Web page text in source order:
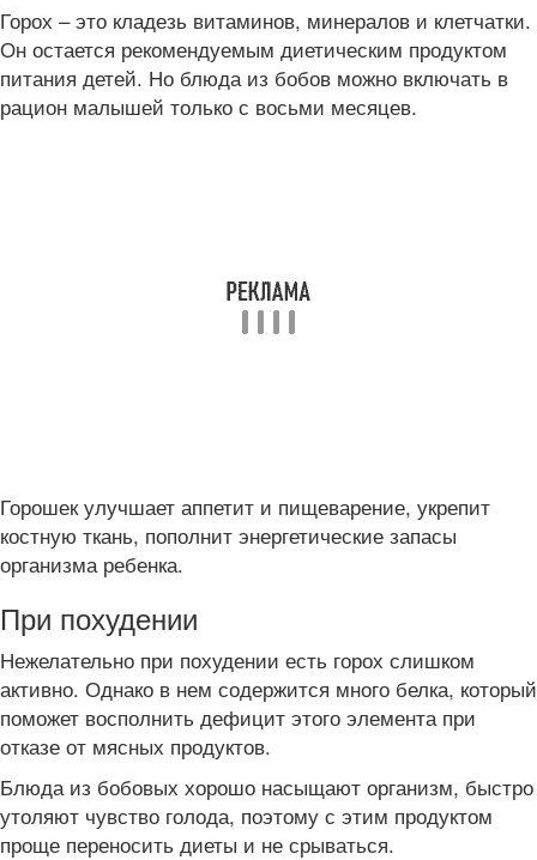
Горох – это кладезь витаминов, минералов и клетчатки.
Он остается рекомендуемым диетическим продуктом
питания детей. Но блюда из бобов можно включать в
рацион малышей только с восьми месяцев.
Горошек улучшает аппетит и пищеварение, укрепит
костную ткань, пополнит энергетические запасы
организма ребенка.
При похудении
Нежелательно при похудении есть горох слишком
активно. Однако в нем содержится много белка, который
поможет восполнить дефицит этого элемента при
отказе от мясных продуктов.
Блюда из бобовых хорошо насыщают организм, быстро
утоляют чувство голода, поэтому с этим продуктом
проще переносить диеты и не срываться.